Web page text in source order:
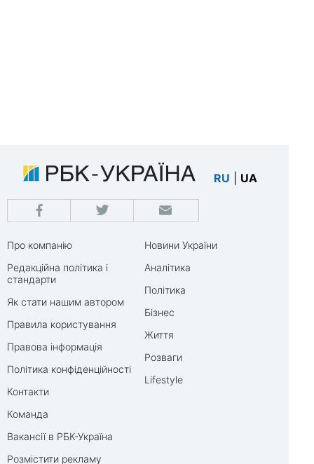
RU UA
Про компанію
Редакційна політика і
стандарти
Як стати нашим автором
Правила користування
Правова інформація
Політика конфіденційності
Контакти
Команда
Вакансії в РБК-Україна
Розмістити рекламу
Новини України
Аналітика
Політика
Бізнес
Життя
Розваги
Lifestyle